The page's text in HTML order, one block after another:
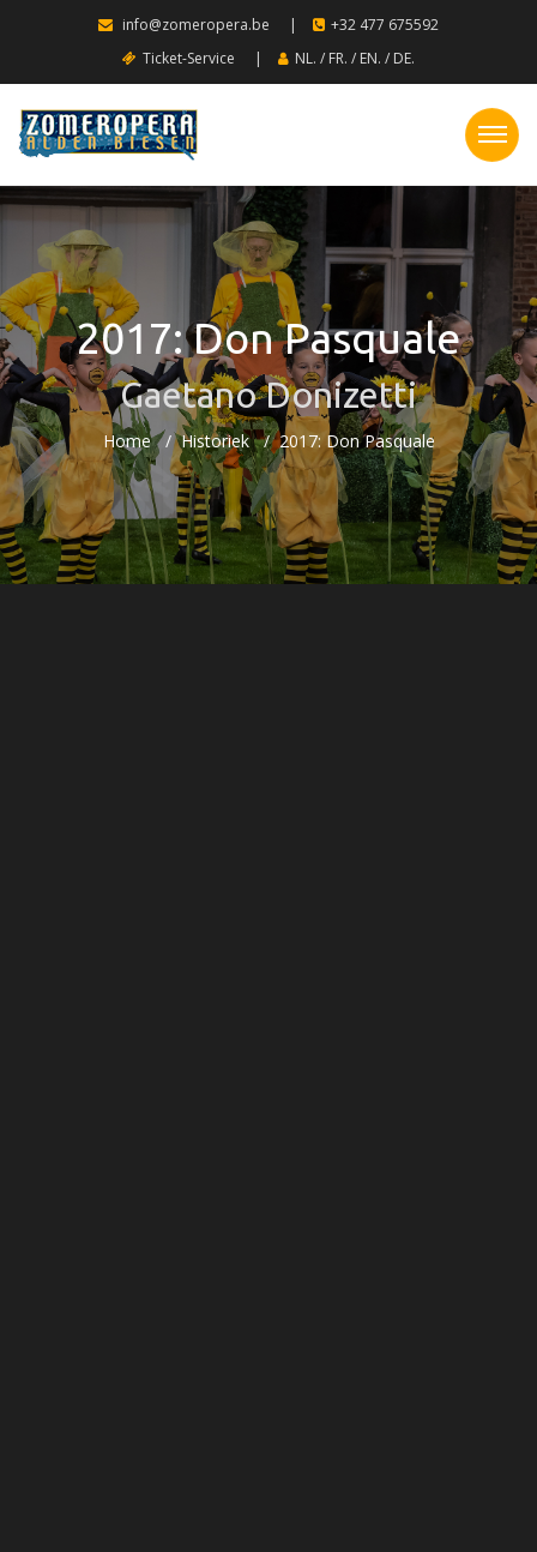
info@zomeropera.be |
+32 477 675592
Ticket-Service
| NL. / FR. / EN. / DE.
2017: Don Pasquale
Gaetano Donizetti
Home Historiek 2017: Don Pasquale